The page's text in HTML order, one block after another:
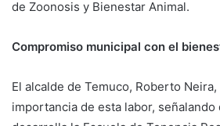
de Zoonosis y Bienestar Animal.
Compromiso municipal con el
El alcalde de Temuco, Roberto
importancia de esta labor, señalando